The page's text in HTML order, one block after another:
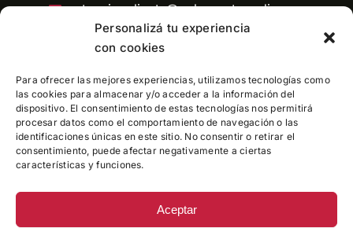
Personalizá tu experiencia
con cookies
Para ofrecer las mejores experiencias, utilizamos tecnologías como
las cookies para almacenar y/o acceder a la información del
dispositivo. El consentimiento de estas tecnologías nos permitirá
procesar datos como el comportamiento de navegación o las
identificaciones únicas en este sitio. No consentir o retirar el
consentimiento, puede afectar negativamente a ciertas
características y funciones.
Aceptar
atencioncliente@pelaezortopedia.com
Central telefonica: 11 3991-6760